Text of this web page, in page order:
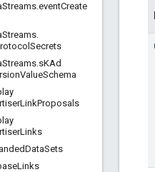
Streams.eventCreate
Streams.
Secrets
Streams.sKAd
ValueSchema
LinkProposals
Links
DataSets
Links